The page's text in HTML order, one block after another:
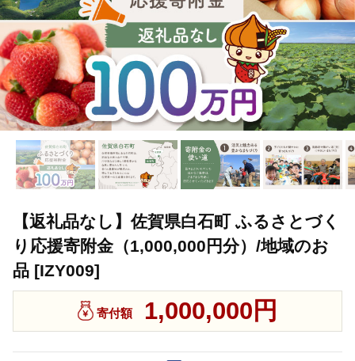
【返礼品なし】佐賀県白石町 ふるさとづく
り応援寄附金（1,000,000円分）/地域のお
品 [IZY009]
寄付額 1,000,000円